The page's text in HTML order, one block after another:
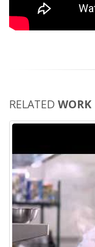
RELATED WORK